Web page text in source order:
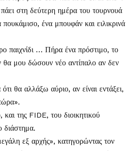
στη δεύτερη ημέρα του τουρνουά
ένα μπουφάν και ειλικρινά
παιχνίδι … Πήρα ένα πρόστιμο, το
θα μου δώσουν νέο αντίπαλο αν δεν
θα αλλάξω αύριο, αν είναι εντάξει,
της FIDE, του διοικητικού
διάστημα.
εξ αρχής», κατηγορώντας τον